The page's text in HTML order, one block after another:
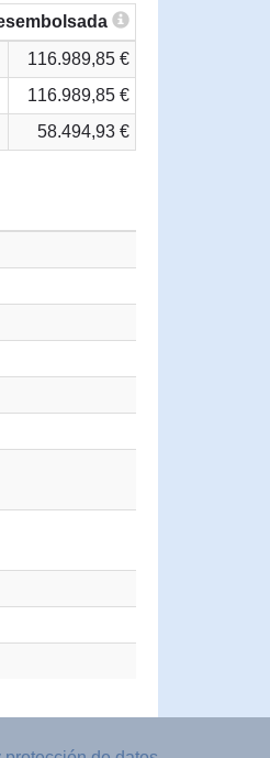
116.989,85 €
116.989,85 €
58.494,93 €